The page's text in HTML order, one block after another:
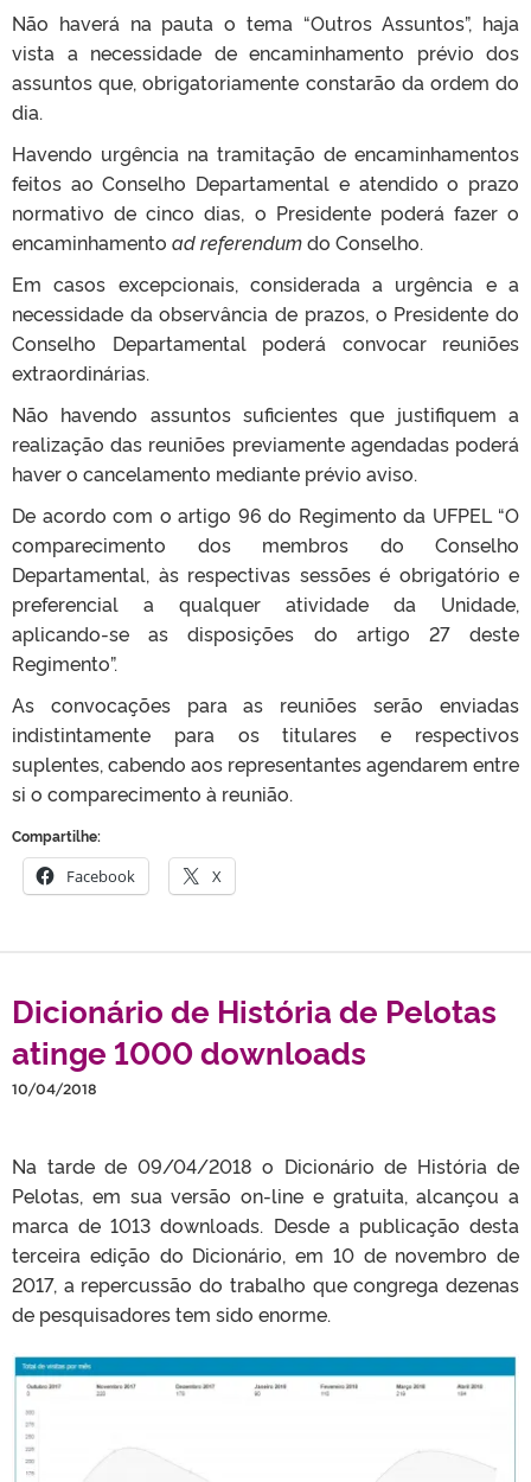
Não haverá na pauta o tema “Outros Assuntos”, haja
vista a necessidade de encaminhamento prévio dos
assuntos que, obrigatoriamente constarão da ordem do
dia.
Havendo urgência na tramitação de encaminhamentos
feitos ao Conselho Departamental e atendido o prazo
normativo de cinco dias, o Presidente poderá fazer o
encaminhamento ad referendumdo Conselho.
Em casos excepcionais, considerada a urgência e a
necessidade da observância de prazos, o Presidente do
Conselho Departamental poderá convocar reuniões
extraordinárias.
Não havendo assuntos suficientes que justifiquem a
realização das reuniões previamente agendadas poderá
haver o cancelamento mediante prévio aviso.
De acordo com o artigo 96 do Regimento da UFPEL “O
comparecimento dos membros do Conselho
Departamental, às respectivas sessões é obrigatório e
preferencial a qualquer atividade da Unidade,
aplicando-se as disposições do artigo 27 deste
Regimento”.
As convocações para as reuniões serão enviadas
indistintamente para os titulares e respectivos
suplentes, cabendo aos representantes agendarem entre
si o comparecimento à reunião.
Compartilhe:
Facebook X
Dicionário de História de Pelotas
atinge 1000 downloads
10/04/2018
Na tarde de 09/04/2018 o Dicionário de História de
Pelotas, em sua versão on-line e gratuita, alcançou a
marca de 1013 downloads. Desde a publicação desta
terceira edição do Dicionário, em 10 de novembro de
2017, a repercussão do trabalho que congrega dezenas
de pesquisadores tem sido enorme.